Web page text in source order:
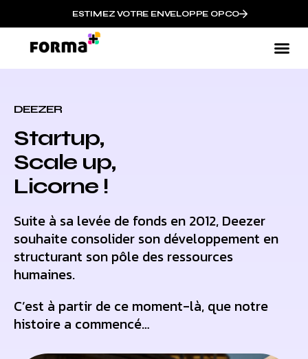
ESTIMEZ VOTRE ENVELOPPE OPCO
DEEZER
Startup,
Scale up,
Licorne !
Suite à sa levée de fonds en 2012, Deezer
souhaite consolider son développement en
structurant son pôle des ressources
humaines.
C’est à partir de ce moment-là, que notre
histoire a commencé…